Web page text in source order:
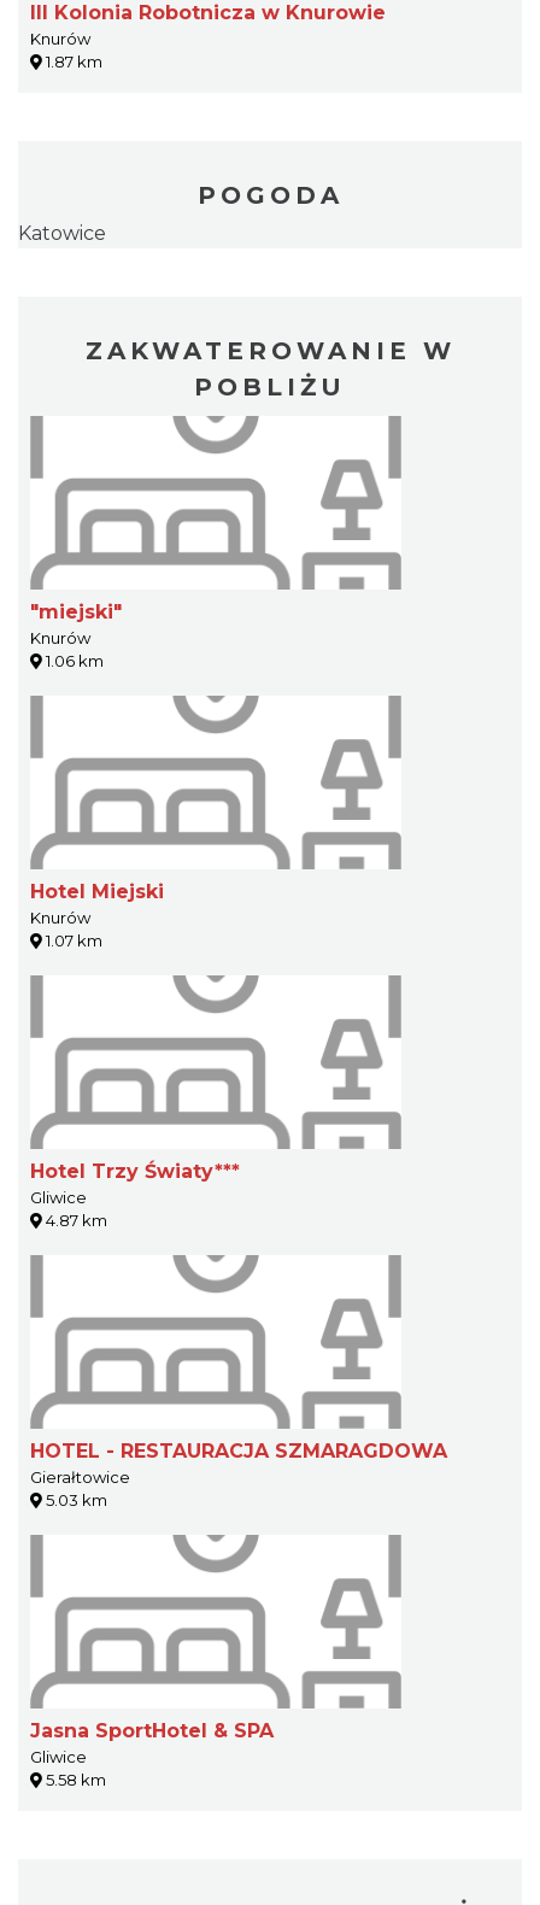
III Kolonia Robotnicza w Knurowie
Knurów
1.87 km
POGODA
Katowice
ZAKWATEROWANIE W
POBLIŻU
"miejski"
Knurów
1.06 km
Hotel Miejski
Knurów
1.07 km
Hotel Trzy Światy***
Gliwice
4.87 km
HOTEL - RESTAURACJA SZMARAGDOWA
Gierałtowice
5.03 km
Jasna SportHotel & SPA
Gliwice
5.58 km